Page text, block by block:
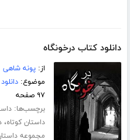
دانلود کتاب درخونگاه
از:پونه شاهی
موضوع:
۹۷ صفحه
برچسب‌ها:
داستان کوتاه،
مجموعه